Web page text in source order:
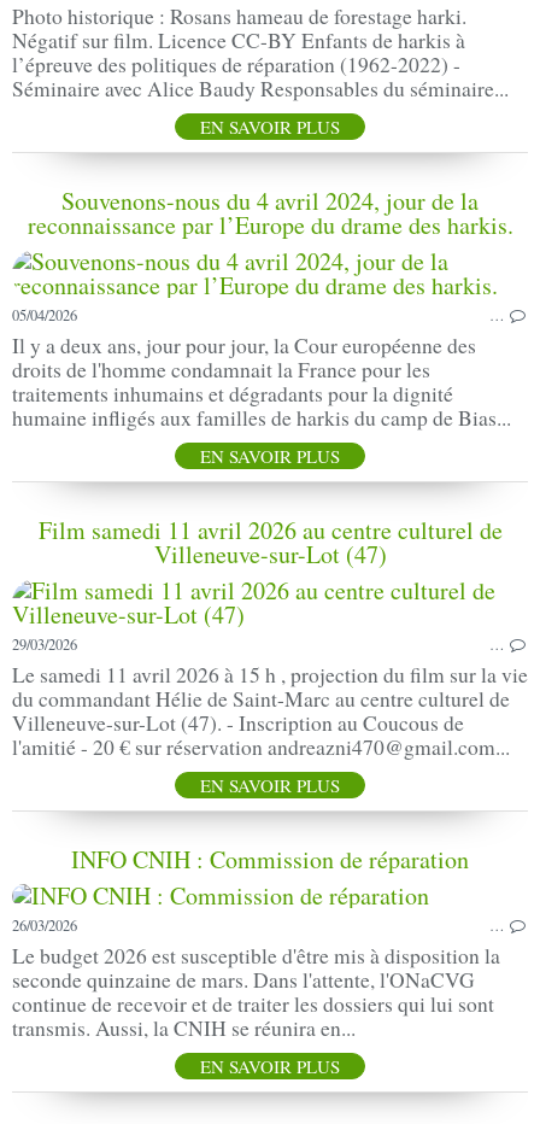
Photo historique : Rosans hameau de forestage harki.
Négatif sur film. Licence CC-BY Enfants de harkis à
l’épreuve des politiques de réparation (1962-2022) -
Séminaire avec Alice Baudy Responsables du séminaire...
EN SAVOIR PLUS
Souvenons-nous du 4 avril 2024, jour de la
reconnaissance par l’Europe du drame des harkis.
05/04/2026 …
Il y a deux ans, jour pour jour, la Cour européenne des
droits de l'homme condamnait la France pour les
traitements inhumains et dégradants pour la dignité
humaine infligés aux familles de harkis du camp de Bias...
EN SAVOIR PLUS
Film samedi 11 avril 2026 au centre culturel de
Villeneuve-sur-Lot (47)
29/03/2026 …
Le samedi 11 avril 2026 à 15 h , projection du film sur la vie
du commandant Hélie de Saint-Marc au centre culturel de
Villeneuve-sur-Lot (47). - Inscription au Coucous de
l'amitié - 20 € sur réservation andreazni470@gmail.com...
EN SAVOIR PLUS
INFO CNIH : Commission de réparation
26/03/2026 …
Le budget 2026 est susceptible d'être mis à disposition la
seconde quinzaine de mars. Dans l'attente, l'ONaCVG
continue de recevoir et de traiter les dossiers qui lui sont
transmis. Aussi, la CNIH se réunira en...
EN SAVOIR PLUS